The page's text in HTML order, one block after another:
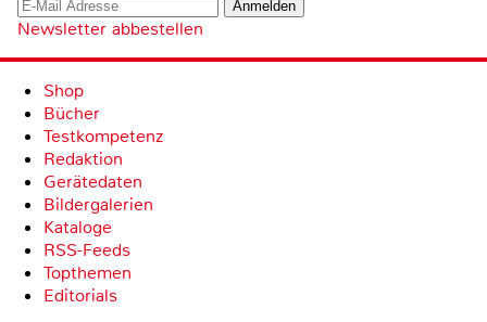
Newsletter abbestellen
Shop
Bücher
Testkompetenz
Redaktion
Gerätedaten
Bildergalerien
Kataloge
RSS-Feeds
Topthemen
Editorials